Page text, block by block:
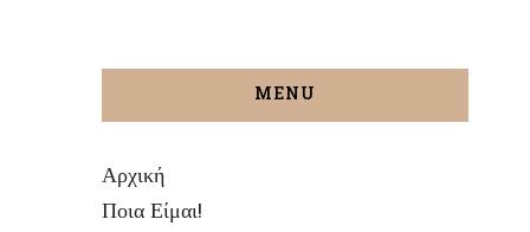
MENU
Αρχική
Ποια Είμαι!